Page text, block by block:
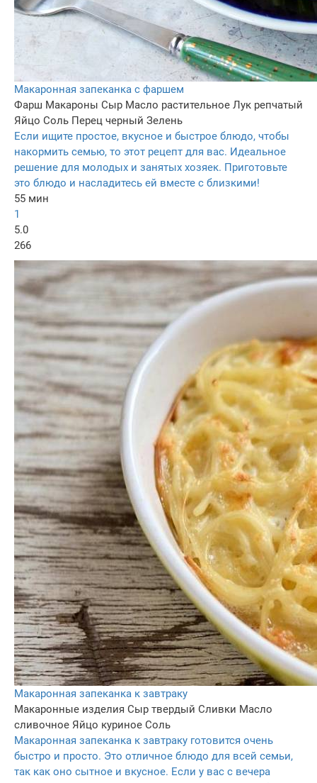
Макаронная запеканка с фаршем
Фарш Макароны Сыр Масло растительное Лук репчатый
Яйцо Соль Перец черный Зелень
Если ищите простое, вкусное и быстрое блюдо, чтобы
накормить семью, то этот рецепт для вас. Идеальное
решение для молодых и занятых хозяек. Приготовьте
это блюдо и насладитесь ей вместе с близкими!
55 мин
1
5.0
266
Макаронная запеканка к завтраку
Макаронные изделия Сыр твердый Сливки Масло
сливочное Яйцо куриное Соль
Макаронная запеканка к завтраку готовится очень
быстро и просто. Это отличное блюдо для всей семьи,
так как оно сытное и вкусное. Если у вас с вечера